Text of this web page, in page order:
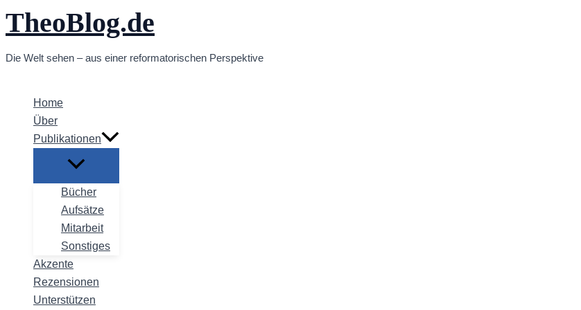
Zum
Inhalt
TheoBlog.de
Die Welt sehen – aus einer reformatorischen Perspektive
Home
Über
Publikationen
Bücher
Aufsätze
Mitarbeit
Sonstiges
Akzente
Rezensionen
Unterstützen